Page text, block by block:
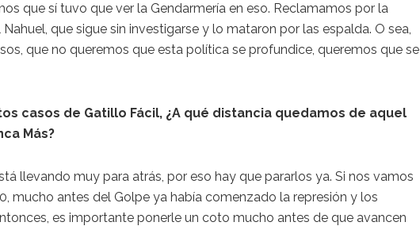
que sí tuvo que ver la Gendarmería en eso. Reclamamos por la
que sigue sin investigarse y lo mataron por las espalda. O sea,
que no queremos que esta política se profundice, queremos que se
casos de Gatillo Fácil, ¿A qué distancia quedamos de aquel
Más?
llevando muy para atrás, por eso hay que pararlos ya. Si nos vamos
mucho antes del Golpe ya había comenzado la represión y los
es importante ponerle un coto mucho antes de que avancen